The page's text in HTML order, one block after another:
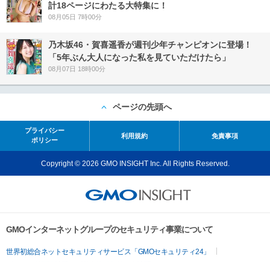
計18ページにわたる大特集に！
08月05日 7時00分
乃木坂46・賀喜遥香が週刊少年チャンピオンに登場！
「5年ぶん大人になった私を見ていただけたら」
08月07日 18時00分
ページの先頭へ
プライバシー
ポリシー
利用規約 免責事項
Copyright © 2026 GMO INSIGHT Inc. All Rights Reserved.
GMOインターネットグループのセキュリティ事業について
世界初総合ネットセキュリティサービス「GMOセキュリティ24」